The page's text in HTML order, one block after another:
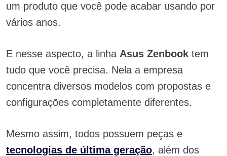
um produto que você pode acabar usando por
vários anos.
E nesse aspecto, a linha Asus Zenbook tem
tudo que você precisa. Nela a empresa
concentra diversos modelos com propostas e
configurações completamente diferentes.
Mesmo assim, todos possuem peças e
tecnologias de última geração, além dos